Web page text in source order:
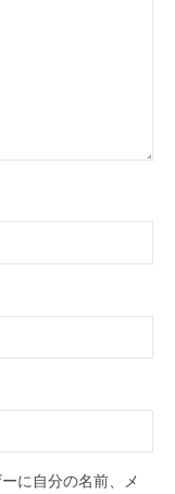
に自分の名前、メ